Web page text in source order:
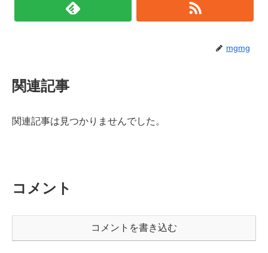
mgmg
関連記事
関連記事は見つかりませんでした。
コメント
コメントを書き込む